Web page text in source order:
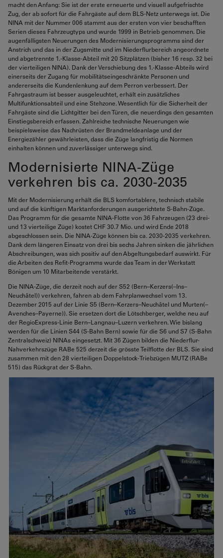
macht den Anfang: Sie ist der erste erneuerte und visuell aufgefrischte
Zug, der ab sofort für die Fahrgäste auf dem BLS-Netz unterwegs ist. Die
NINA mit der Nummer 006 stammt aus der ersten von vier beschafften
Serien dieses Fahrzeugtyps und wurde 1999 in Betrieb genommen. Die
augenfälligsten Neuerungen des Modernisierungsprogramms sind der
Anstrich und das in der Zugsmitte und im Niederflurbereich angeordnete
und abgetrennte 1.-Klasse-Abteil mit 20 Sitzplätzen (bisher 16 resp. 32 bei
der vierteiligen NINA). Dank der Verschiebung des 1.-Klasse-Abteils wird
einerseits der Zugang für mobilitätseingeschränkte Personen und
andererseits die Kundenlenkung auf dem Perron verbessert. Der
Fahrgastraum ist besser ausgeleuchtet, erhält ein zusätzliches
Multifunktionsabteil und eine Stehzone. Wesentlich für die Sicherheit der
Fahrgäste sind die Lichtgitter bei den Türen, die neuerdings den gesamten
Einstiegsbereich erfassen. Zahlreiche technische Neuerungen wie
beispielsweise das Nachrüsten der Brandmeldeanlage und der
Energiezähler gewährleisten, dass die Züge langfristig die Normen
einhalten können und zuverlässiger unterwegs sind.
Modernisierte NINA-Züge
verkehren bis ca. 2030-2035
Mit der Modernisierung erhält die BLS komfortablere, technisch stabile
und auf die künftigen Marktanforderungen ausgerichtete S-Bahn-Züge.
Das Programm für die gesamte NINA-Flotte von 36 Fahrzeugen (23 drei-
und 13 vierteilige Züge) kostet CHF 30.7 Mio. und wird Ende 2018
abgeschlossen sein. Die NINA-Züge können bis ca. 2030-2035 verkehren.
Dank dem längeren Einsatz von drei bis sechs Jahren sinken die jährlichen
Abschreibungen, was sich positiv auf den Abgeltungsbedarf auswirkt. Für
die Arbeiten des Refit-Programms wurde das Team in der Werkstatt
Bönigen um 10 Mitarbeitende verstärkt.
Die NINA-Züge, die derzeit noch auf der S52 (Bern–Kerzers(–Ins–
Neuchâtel)) verkehren, fahren ab dem Fahrplanwechsel vom 13.
Dezember 2015 auf der Linie S5 (Bern–Kerzers–Neuchâtel und Murten(–
Avenches–Payerne)). Sie ersetzen dort die Lötschberger, welche neu auf
der RegioExpress-Linie Bern–Langnau–Luzern verkehren. Wie bislang
werden für die Linien S44 (S-Bahn Bern) sowie für die S6 und S7 (S-Bahn
Zentralschweiz) NINAs eingesetzt. Mit 36 Zügen bilden die Niederflur-
Nahverkehrszüge RABe 525 derzeit die grösste Teilflotte der BLS. Sie sind
zusammen mit den 28 vierteiligen Doppelstock-Triebzügen MUTZ (RABe
515) das Rückgrat der S-Bahn.